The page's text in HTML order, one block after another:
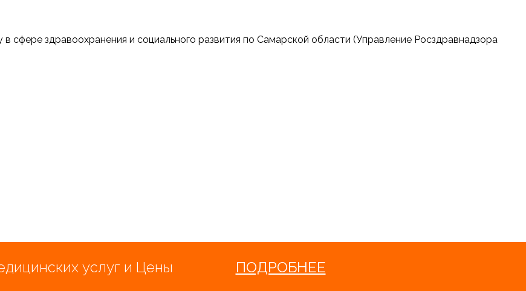
сфере здравоохранения и социального развития по Самарской области (Управление Росздравнадзора
услуг и Цены ПОДРОБНЕЕ